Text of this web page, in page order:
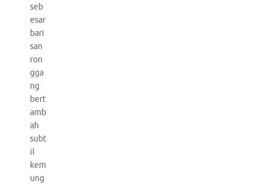
seb
esar
bari
san
ron
gga
ng
bert
amb
ah
subt
il
kem
ung